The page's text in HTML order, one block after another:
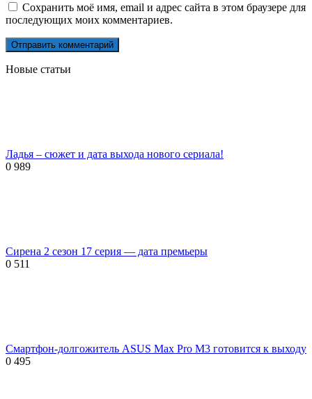
Сохранить моё имя, email и адрес сайта в этом браузере для
последующих моих комментариев.
Новые статьи
Ладья – сюжет и дата выхода нового сериала!
0 989
Сирена 2 сезон 17 серия — дата премьеры
0 511
Смартфон-долгожитель ASUS Max Pro M3 готовится к выходу
0 495